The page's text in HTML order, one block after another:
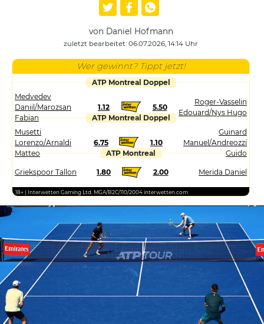
von Daniel Hofmann
zuletzt bearbeitet: 06.07.2026, 14:14 Uhr
Wer gewinnt? Tippt jetzt!
ATP Montreal Doppel
Medvedev
Daniil/Marozsan
Fabian
1.12 5.50
Roger-Vasselin
Edouard/Nys Hugo
ATP Montreal Doppel
Musetti
Lorenzo/Arnaldi
Matteo
6.75 1.10
Guinard
Manuel/Andreozzi
Guido
ATP Montreal
Griekspoor Tallon 1.80 2.00 Merida Daniel
18+ | Interwetten Gaming Ltd. MGA/B2C/110/2004 interwetten.com